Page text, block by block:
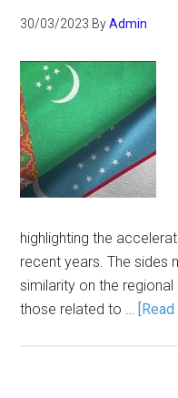
30/03/2023 ByAdmin
highlighting the
recent years. The sides
similarity on the
those related to … [Read